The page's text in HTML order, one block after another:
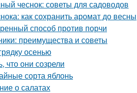
чеснок: советы для садоводов
как сохранить аромат до весны
способ против порчи
преимущества и советы
осенью
что они созрели
сорта яблонь
о салатах